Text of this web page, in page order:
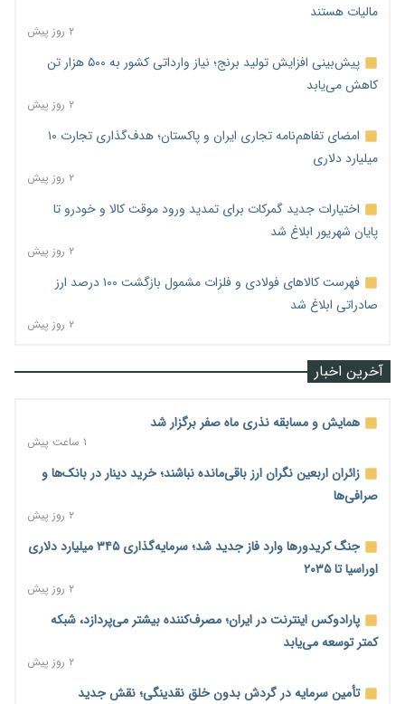
مالیات هستند
۲ روز پیش
پیش‌بینی افزایش تولید برنج؛ نیاز وارداتی کشور به ۵۰۰ هزار تن
کاهش می‌یابد
۲ روز پیش
امضای تفاهم‌نامه تجاری ایران و پاکستان؛ هدف‌گذاری تجارت ۱۰
میلیارد دلاری
۲ روز پیش
اختیارات جدید گمرکات برای تمدید ورود موقت کالا و خودرو تا
پایان شهریور ابلاغ شد
۲ روز پیش
فهرست کالاهای فولادی و فلزات مشمول بازگشت ۱۰۰ درصد ارز
صادراتی ابلاغ شد
۲ روز پیش
آخرین اخبار
همایش و مسابقه نذری ماه صفر برگزار شد
۱ ساعت پیش
زائران اربعین نگران ارز باقی‌مانده نباشند؛ خرید دینار در بانک‌ها و
صرافی‌ها
۲ روز پیش
جنگ کریدورها وارد فاز جدید شد؛ سرمایه‌گذاری ۳۴۵ میلیارد دلاری
اوراسیا تا ۲۰۳۵
۲ روز پیش
پارادوکس اینترنت در ایران؛ مصرف‌کننده بیشتر می‌پردازد، شبکه
کمتر توسعه می‌یابد
۲ روز پیش
تأمین سرمایه در گردش بدون خلق نقدینگی؛ نقش جدید